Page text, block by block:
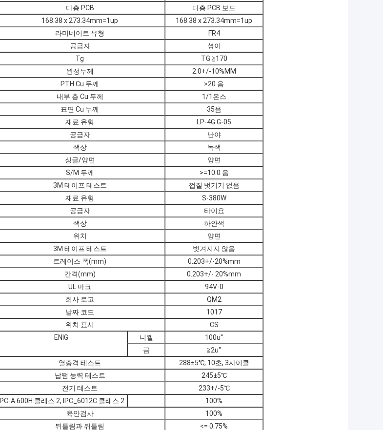
다층 PCB
다층 PCB 보드
168.38 x 273.34mm=1up
168.38 x 273.34mm=1up
라미네이트 유형
FR4
공급자
셩이
Tg
TG ≧170
완성두께
2.0+/-10%MM
PTH Cu 두께
>20 음
내부 층 Cu 두께
1/1온스
표면 Cu 두께
35음
재료 유형
LP-4G G-05
공급자
난야
색상
녹색
싱글/양면
양면
S/M 두께
>=10.0 음
3M 테이프 테스트
껍질 벗기기 없음
재료 유형
S-380W
공급자
타이요
색상
하얀색
위치
양면
3M 테이프 테스트
벗겨지지 않음
트레이스 폭(mm)
0.203+/-20%mm
간격(mm)
0.203+/- 20%mm
UL 마크
94V-0
회사 로고
QM2
날짜 코드
1017
위치 표시
CS
ENIG 니켈
100u''
금
≧2u''
열충격 테스트
288±5℃, 10초, 3사이클
납땜 능력 테스트
245±5℃
전기 테스트
233+/-5℃
IPC-A 600H 클래스 2, IPC_6012C 클래스 2
100%
육안검사
100%
뒤틀림과 뒤틀림
<= 0.75%